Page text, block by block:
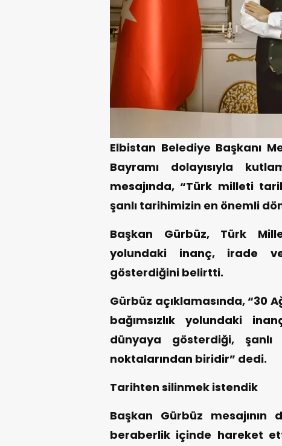
Elbistan Belediye Başkanı
Bayramı dolayısıyla
mesajında, “Türk milleti
şanlı tarihimizin en önemli
Başkan Gürbüz, Türk
yolundaki inanç, irade ve
gösterdiğini belirtti.
Gürbüz açıklamasında, “30
bağımsızlık yolundaki
dünyaya gösterdiği,
noktalarından biridir” dedi.
Tarihten silinmek istendik
Başkan Gürbüz
beraberlik içinde hareket